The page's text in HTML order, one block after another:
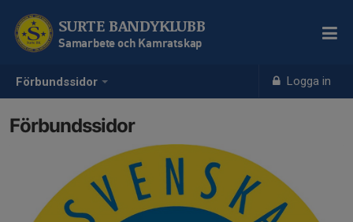
Förbundssidor Logga in
SURTE BANDYKLUBB
Samarbete och Kamratskap
Förbundssidor